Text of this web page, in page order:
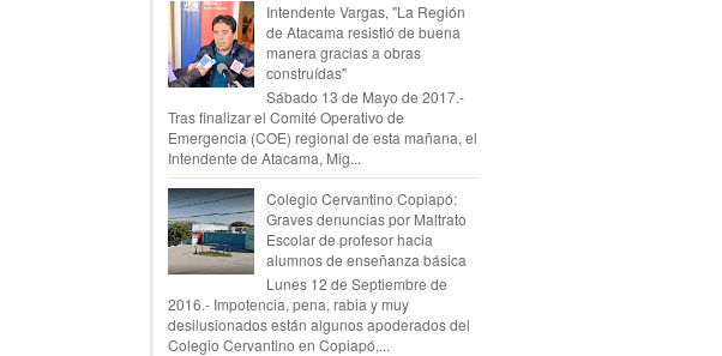
Intendente Vargas, "La Región
de Atacama resistió de buena
manera gracias a obras
construídas"
Sábado 13 de Mayo de 2017.-
Tras finalizar el Comité Operativo de
Emergencia (COE) regional de esta mañana, el
Intendente de Atacama, Mig...
Colegio Cervantino Copiapó:
Graves denuncias por Maltrato
Escolar de profesor hacia
alumnos de enseñanza básica
Lunes 12 de Septiembre de
2016.- Impotencia, pena, rabia y muy
desilusionados están algunos apoderados del
Colegio Cervantino en Copiapó,...